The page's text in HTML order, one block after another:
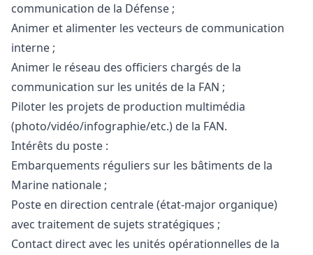
communication de la Défense ;
Animer et alimenter les vecteurs de communication
interne ;
Animer le réseau des officiers chargés de la
communication sur les unités de la FAN ;
Piloter les projets de production multimédia
(photo/vidéo/infographie/etc.) de la FAN.
Intérêts du poste :
Embarquements réguliers sur les bâtiments de la
Marine nationale ;
Poste en direction centrale (état-major organique)
avec traitement de sujets stratégiques ;
Contact direct avec les unités opérationnelles de la